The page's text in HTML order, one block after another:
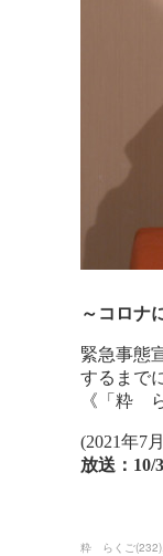
粋 らくご(232)